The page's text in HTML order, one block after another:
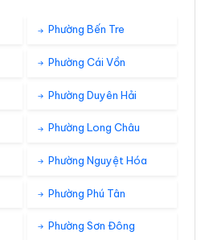
Phường Bến Tre
Phường Cái Vồn
Phường Duyên Hải
Phường Long Châu
Phường Nguyệt Hóa
Phường Phú Tân
Phường Sơn Đông